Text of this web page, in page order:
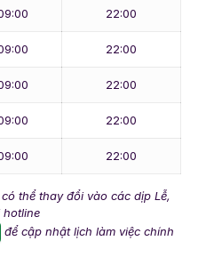
22:00
22:00
22:00
22:00
22:00
thể thay đổi vào các dịp Lễ,
hotline
để cập nhật lịch làm việc chính